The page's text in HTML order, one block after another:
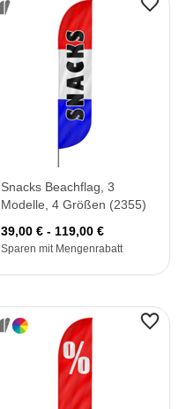
Snacks Beachflag, 3
Modelle, 4 Größen (2355)
39,00 € - 119,00 €
Sparen mit Mengenrabatt